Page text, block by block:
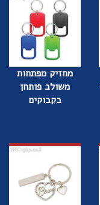
מחזיק מפתחות
משולב פותחן
בקבוקים